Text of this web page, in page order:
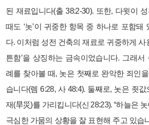
된 재료입니다(출 38:2-30). 또한, 다윗이
때도 ‘놋’이 귀중한 항목 중 하나로 포함돼
다. 이처럼 성전 건축의 재료로 귀중하게 사
튼함’을 상징하는 금속이었습니다. 그래
례를 찾아볼 때, 놋은 첫째로 완악한 죄인
습니다(렘 6:28, 사 48:4). 둘째로, 놋은 죗
재(旱災)를 가리킵니다(신 28:23). “하늘은
극심한 가뭄의 상황을 잘 표현해 주고 있습